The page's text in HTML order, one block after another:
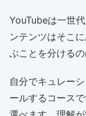
YouTubeは一世
ンテンツはそこ
ぶことを分ける
自分でキュレー
ールするコース